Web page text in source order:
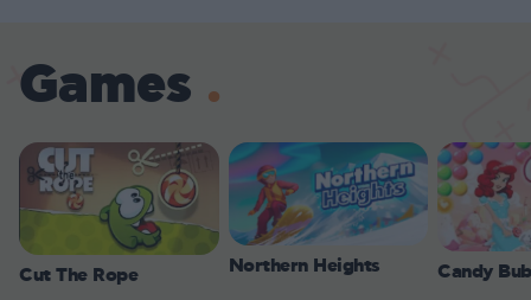
Games
Cut The Rope Northern Heights Candy